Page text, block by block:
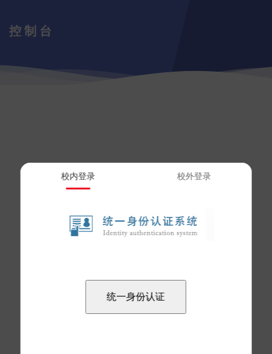
控制台
校内登录 校外登录